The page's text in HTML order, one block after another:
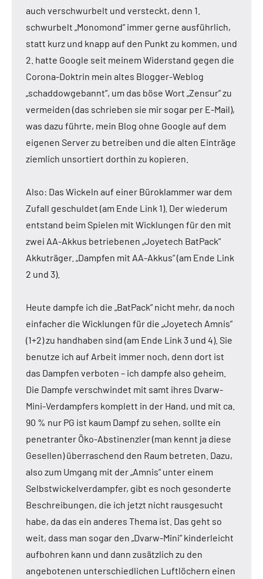
auch verschwurbelt und versteckt, denn 1.
schwurbelt „Monomond” immer gerne ausführlich,
statt kurz und knapp auf den Punkt zu kommen, und
2. hatte Google seit meinem Widerstand gegen die
Corona-Doktrin mein altes Blogger-Weblog
„schaddowgebannt”, um das böse Wort „Zensur” zu
vermeiden (das schrieben sie mir sogar per E-Mail),
was dazu führte, mein Blog ohne Google auf dem
eigenen Server zu betreiben und die alten Einträge
ziemlich unsortiert dorthin zu kopieren.
Also: Das Wickeln auf einer Büroklammer war dem
Zufall geschuldet (am Ende Link 1). Der wiederum
entstand beim Spielen mit Wicklungen für den mit
zwei AA-Akkus betriebenen „Joyetech BatPack”
Akkuträger. „Dampfen mit AA-Akkus” (am Ende Link
2 und 3).
Heute dampfe ich die „BatPack” nicht mehr, da noch
einfacher die Wicklungen für die „Joyetech Amnis”
(1+2) zu handhaben sind (am Ende Link 3 und 4). Sie
benutze ich auf Arbeit immer noch, denn dort ist
das Dampfen verboten – ich dampfe also geheim.
Die Dampfe verschwindet mit samt ihres Dvarw-
Mini-Verdampfers komplett in der Hand, und mit ca.
90 % nur PG ist kaum Dampf zu sehen, sollte ein
penetranter Öko-Abstinenzler (man kennt ja diese
Gesellen) überraschend den Raum betreten. Dazu,
also zum Umgang mit der „Amnis” unter einem
Selbstwickelverdampfer, gibt es noch gesonderte
Beschreibungen, die ich jetzt nicht rausgesucht
habe, da das ein anderes Thema ist. Das geht so
weit, dass man sogar den „Dvarw-Mini” kinderleicht
aufbohren kann und dann zusätzlich zu den
angebotenen unterschiedlichen Luftlöchern einen